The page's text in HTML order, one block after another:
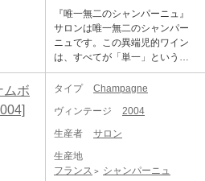
ったヴィンテージワインでし
た。 シャンパーニュはノンヴィ
ンテージであることが主流です
がサロンには必ずヴィンテージ
ロンが生まれるのです。 1905年
に初めてのヴィンテージを世に
パーニュとメニルのテロワール
をこよなく愛した男の一生でも
あります。 不動の信念に突き動
『唯一無二のシャンパーニュ』
サロンは唯一無二のシャンパー
ニュです。この異端児的ワイン
は、すべてが「単一」という枠
の中で誕生しました。エメ・サ
ロンというひとりの男が夢見た
ワール（コート・デ・ブラン地
区）の単一のクリュ（メニル・
単一ブドウ品種（シャルドネ）
で造ったヴィンテージワインで
ムボ
タイプ
Champagne
ヴィンテージ
2004
生産者
サロン
生産地
フランス
シャンパーニュ